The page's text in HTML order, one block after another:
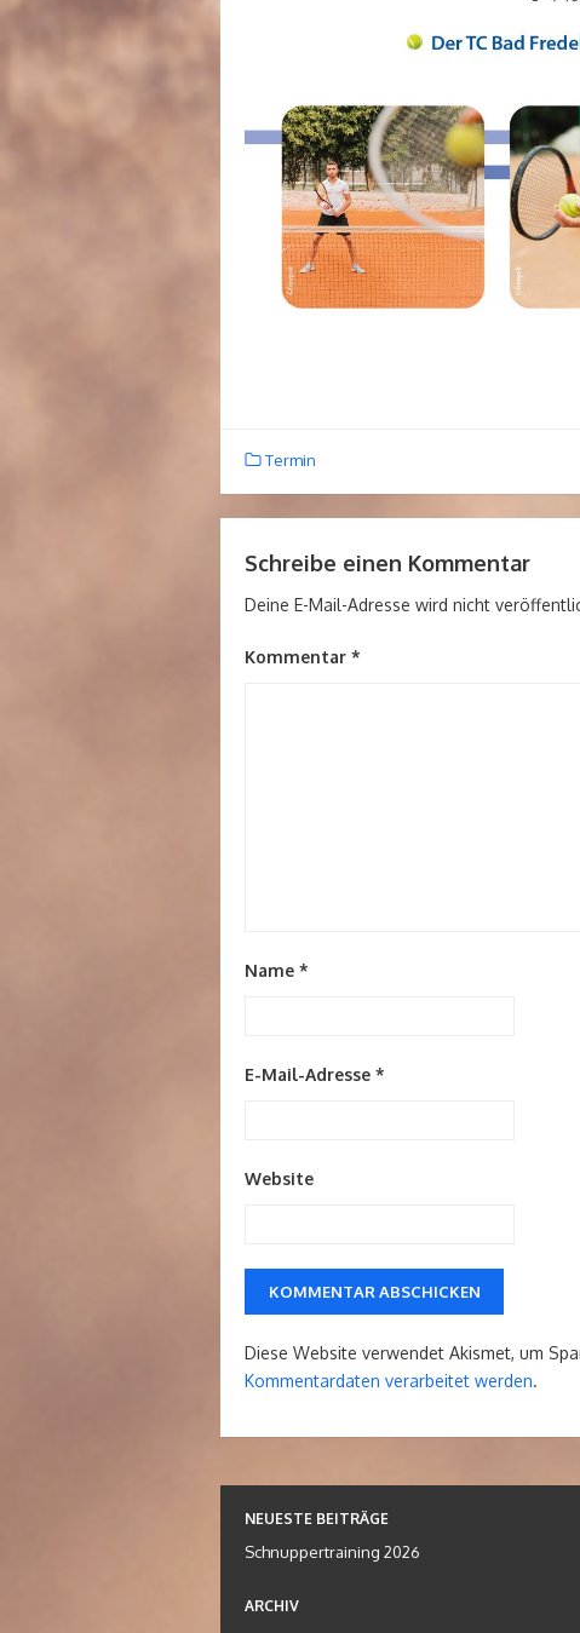
Termin
Schreibe einen Kommentar
Deine E-Mail-Adresse wird nicht
Kommentar *
Name *
E-Mail-Adresse *
Website
Diese Website verwendet Akismet, um
Kommentardaten verarbeitet werden.
NEUESTE BEITRÄGE
Schnuppertraining 2026
ARCHIV